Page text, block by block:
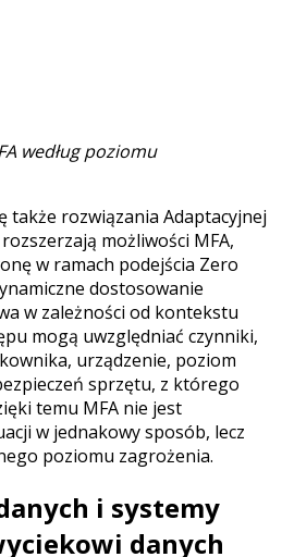
według poziomu
także rozwiązania Adaptacyjnej
możliwości MFA,
w ramach podejścia Zero
dostosowanie
w zależności od kontekstu
mogą uwzględniać czynniki,
urządzenie, poziom
sprzętu, z którego
temu MFA nie jest
w jednakowy sposób, lecz
poziomu zagrożenia.
i systemy
danych